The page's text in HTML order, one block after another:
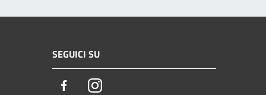
SEGUICI SU
FacebookInstagram